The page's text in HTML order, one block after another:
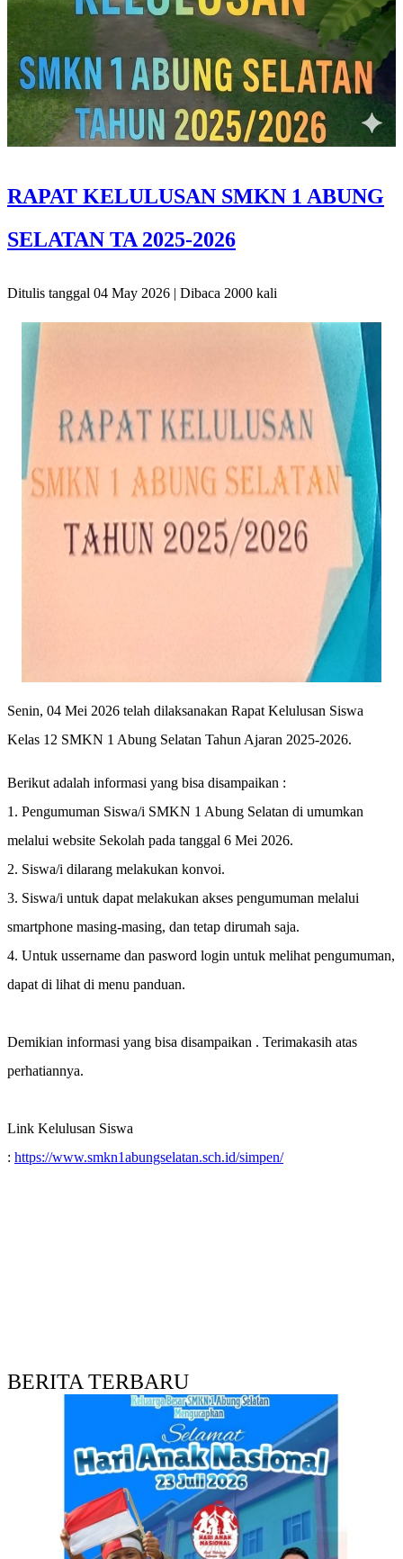
RAPAT KELULUSAN SMKN 1 ABUNG
SELATAN TA 2025-2026
Ditulis tanggal 04 May 2026 | Dibaca 2000 kali
Senin, 04 Mei 2026 telah dilaksanakan Rapat Kelulusan Siswa
Kelas 12 SMKN 1 Abung Selatan Tahun Ajaran 2025-2026.
Berikut adalah informasi yang bisa disampaikan :
1. Pengumuman Siswa/i SMKN 1 Abung Selatan di umumkan
melalui website Sekolah pada tanggal 6 Mei 2026.
2. Siswa/i dilarang melakukan konvoi.
3. Siswa/i untuk dapat melakukan akses pengumuman melalui
smartphone masing-masing, dan tetap dirumah saja.
4. Untuk ussername dan pasword login untuk melihat pengumuman,
dapat di lihat di menu panduan.
Demikian informasi yang bisa disampaikan . Terimakasih atas
perhatiannya.
Link Kelulusan Siswa
: https://www.smkn1abungselatan.sch.id/simpen/
BERITA TERBARU